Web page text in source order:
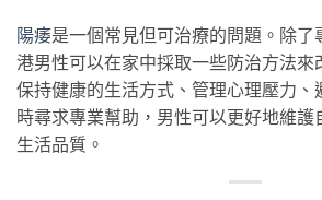
陽痿是一個常見但可治療的問題。除了
港男性可以在家中採取一些防治方法來
保持健康的生活方式、管理心理壓力、
時尋求專業幫助，男性可以更好地維護
生活品質。